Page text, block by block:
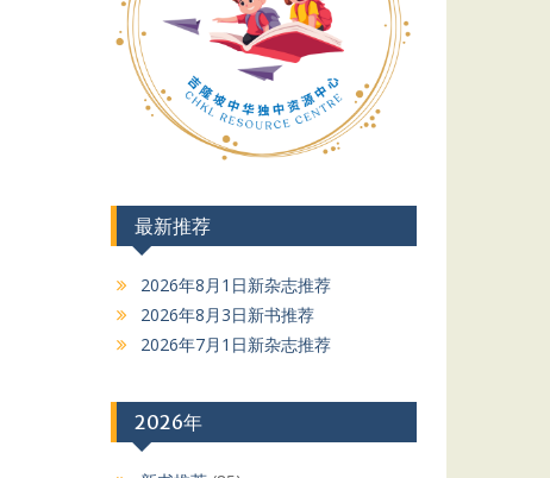
最新推荐
2026年8月1日新杂志推荐
2026年8月3日新书推荐
2026年7月1日新杂志推荐
2026年